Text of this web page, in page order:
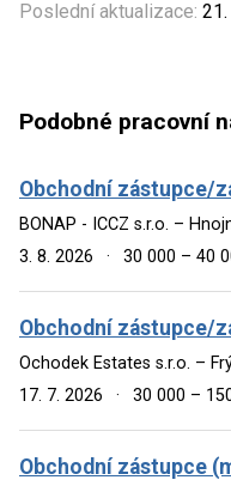
Poslední aktualizace:
Podobné pracovní
Obchodní zástupce/
BONAP - ICCZ s.r.o. –
3. 8. 2026
· 30 000 – 40
Obchodní zástupce/
Ochodek Estates s.r.o. –
17. 7. 2026
· 30 000 –
Obchodní zástupce